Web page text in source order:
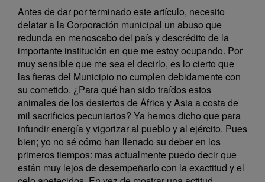
Antes de dar por terminado este artículo, necesito
delatar a la Corporación municipal un abuso que
redunda en menoscabo del país y descrédito de la
importante institución en que me estoy ocupando. Por
muy sensible que me sea el decirlo, es lo cierto que
las fieras del Municipio no cumplen debidamente con
su cometido. ¿Para qué han sido traídos estos
animales de los desiertos de África y Asia a costa de
mil sacrificios pecuniarios? Ya hemos dicho que para
infundir energía y vigorizar al pueblo y al ejército. Pues
bien; yo no sé cómo han llenado su deber en los
primeros tiempos: mas actualmente puedo decir que
están muy lejos de desempeñarlo con la exactitud y el